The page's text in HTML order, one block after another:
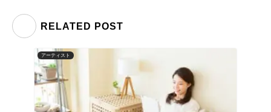
RELATED POST
アーティスト